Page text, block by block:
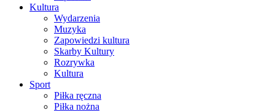
Kultura
Wydarzenia
Muzyka
Zapowiedzi kultura
Skarby Kultury
Rozrywka
Kultura
Sport
Piłka ręczna
Piłka nożna